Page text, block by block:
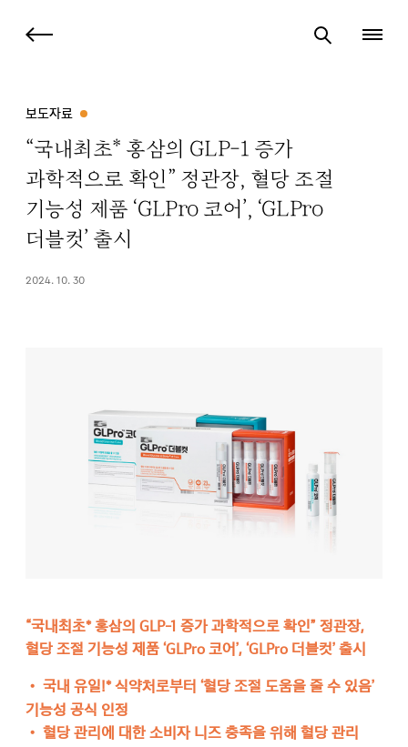
보도자료
“국내최초* 홍삼의 GLP-1 증가
과학적으로 확인” 정관장, 혈당 조절
기능성 제품 ‘GLPro 코어’, ‘GLPro
더블컷’ 출시
2024. 10. 30
“국내최초* 홍삼의 GLP-1 증가 과학적으로 확인” 정관장,
혈당 조절 기능성 제품 ‘GLPro 코어’, ‘GLPro 더블컷’ 출시
• 국내 유일!* 식약처로부터 ‘혈당 조절 도움을 줄 수 있음’
기능성 공식 인정
• 혈당 관리에 대한 소비자 니즈 충족을 위해 혈당 관리